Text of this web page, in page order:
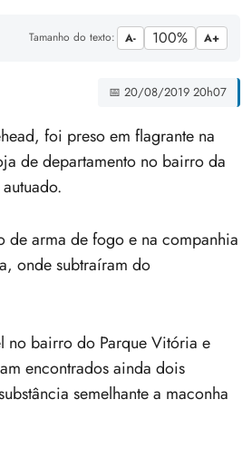
Tamanho do texto: A- 100% A+
📅 20/08/2019 20h07
foi preso em flagrante na
de departamento no bairro da
arma de fogo e na companhia
onde subtraíram do
no bairro do Parque Vitória e
encontrados ainda dois
semelhante a maconha